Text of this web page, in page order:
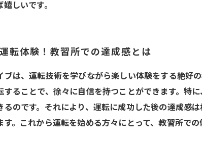
しいです。
転体験！教習所での達成感とは
ブは、運転技術を学びながら楽しい体験をする絶好
することで、徐々に自信を持つことができます。特
るのです。それにより、運転に成功した後の達成感
す。これから運転を始める方々にとって、教習所で